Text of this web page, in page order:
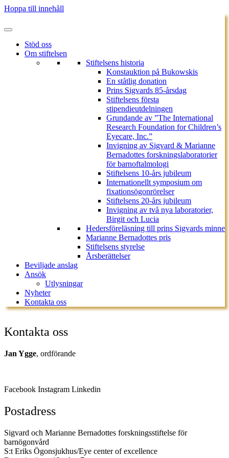
Hoppa till innehåll
Stöd oss
Om stiftelsen
Stiftelsens historia
Konstauktion på Bukowskis
En ståtlig donation
Prins Sigvards 85-årsdag
Stiftelsens första
stipendieutdelningen
Grundande av ”The International
Research Foundation for Children’s
Eyecare, Inc.”
Invigning av Sigvard & Marianne
Bernadottes forskningslaboratorier
för barnoftalmologi
Stiftelsens 10-års jubileum
Internationellt symposium om
fixationsögonrörelser
Stiftelsens 20-års jubileum
Invigning av två nya laboratorier,
Birgit och Lucia
Hedersföreläsning till prins Sigvards minne
Marianne Bernadottes pris
Stiftelsens styrelse
Årsberättelser
Beviljade anslag
Ansök
Utlysningar
Nyheter
Kontakta oss
Kontakta oss
Jan Ygge, ordförande
Facebook Instagram Linkedin
Postadress
Sigvard och Marianne Bernadottes forskningsstiftelse för
barnögonvård
S:t Eriks Ögonsjukhus/Eye center of excellence